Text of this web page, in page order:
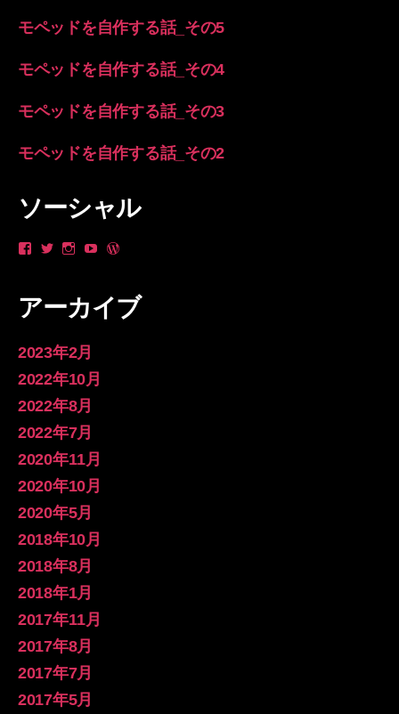
モペッドを自作する話_その5
モペッドを自作する話_その4
モペッドを自作する話_その3
モペッドを自作する話_その2
ソーシャル
や
さ
プ
ロ
フ
ー
を
で
示
_yanzo
プ
ィ
ー
ル
を
Twitter
で
表
longsleevespring
プ
ロ
ィ
ー
ル
を
Instagram
で
表
yan
の
プ
ー
ル
示
longsleevespring
プ
ロ
アーカイブ
2023年2月
2022年10月
2022年8月
2022年7月
2020年11月
2020年10月
2020年5月
2018年10月
2018年8月
2018年1月
2017年11月
2017年8月
2017年7月
2017年5月